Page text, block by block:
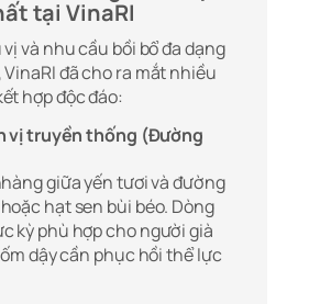
tại VinaRI
và nhu cầu bồi bổ đa dạng
đã cho ra mắt nhiều
hợp độc đáo:
vị truyền thống (Đường
giữa yến tươi và đường
hạt sen bùi béo. Dòng
kỳ phù hợp cho người già
dậy cần phục hồi thể lực